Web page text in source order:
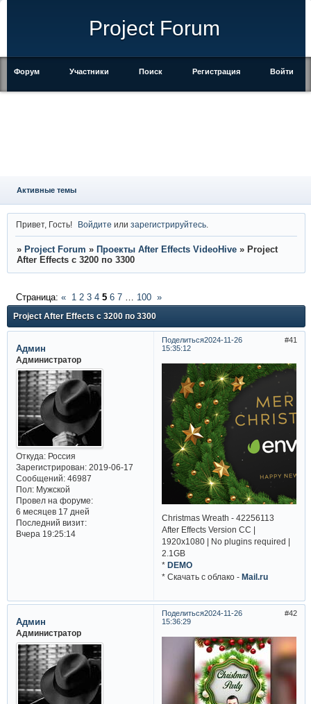
Project Forum
Форум Участники Поиск Регистрация Войти
Активные темы
Привет, Гость! Войдите илизарегистрируйтесь
» Project Forum » Проекты After Effects VideoHive » Project
After Effects с 3200 по 3300
Project After Effects с 3200 по 3300
Страница: « 1 2 3 4 5 6 7 100 »
Поделиться 41
2024-11-26
15:35:12
Админ
Администратор
Откуда:Россия
Зарегистрирован: 2019-06-17
Сообщений:46987
Пол:Мужской
Провел на форуме:
6 месяцев 17 дней
Последний визит:
Вчера 19:25:14
Christmas Wreath - 42256113
After Effects Version CC |
1920x1080 | No plugins required |
2.1GB
* DEMO
* Cкачать с облако - Mail.ru
Поделиться 42
2024-11-26
15:36:29
Админ
Администратор